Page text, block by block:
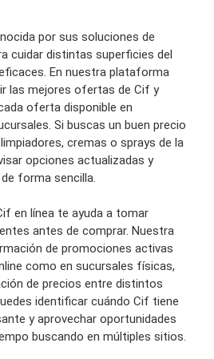
por sus soluciones de
cuidar distintas superficies del
En nuestra plataforma
las mejores ofertas de Cif y
oferta disponible en
Si buscas un buen precio
cremas o sprays de la
opciones actualizadas y
forma sencilla.
en línea te ayuda a tomar
antes de comprar. Nuestra
de promociones activas
como en sucursales físicas,
de precios entre distintos
identificar cuándo Cif tiene
y aprovechar oportunidades
buscando en múltiples sitios.